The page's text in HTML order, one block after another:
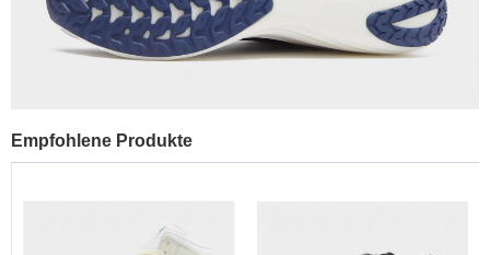
Empfohlene Produkte